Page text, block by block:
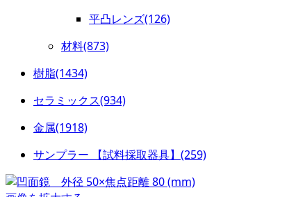
平凸レンズ(126)
材料(873)
樹脂(1434)
セラミックス(934)
金属(1918)
サンプラー 【試料採取器具】(259)